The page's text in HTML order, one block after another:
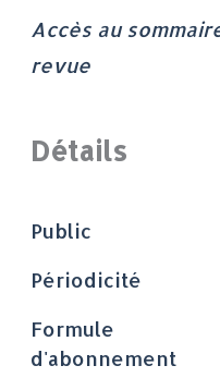
Accès au
revue
Détails
Public
Périodicité
Formule
d'abonnement